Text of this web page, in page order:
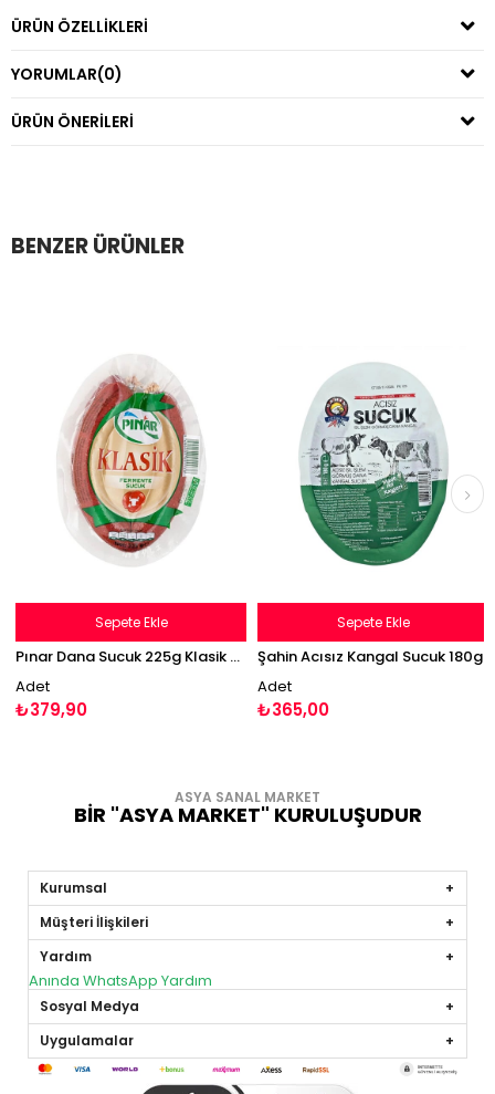
ÜRÜN ÖZELLIKLERI
YORUMLAR(0)
ÜRÜN ÖNERILERI
BENZER ÜRÜNLER
Pınar Dana Sucuk 225g Klasik Fermente
Adet
₺379,90
Sepete Ekle
Şahin Acısız Kangal Sucuk 180g
Adet
₺365,00
Sepete Ekle
ASYA SANAL MARKET
BİR "ASYA MARKET" KURULUŞUDUR
Kurumsal
Müşteri İlişkileri
Yardım
Anında WhatsApp Yardım
Sosyal Medya
Uygulamalar